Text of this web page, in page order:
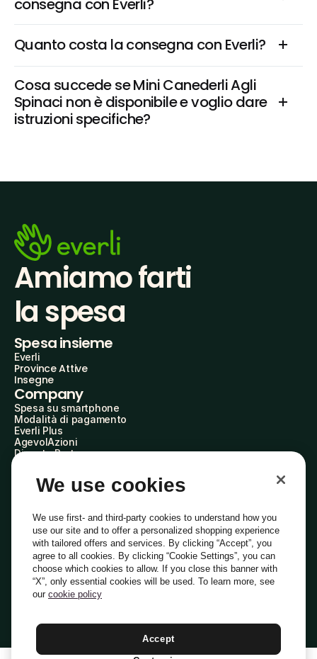
consegna con Everli?
Quanto costa la consegna con Everli?
Cosa succede se Mini Canederli Agli
Spinaci non è disponibile e voglio dare
istruzioni specifiche?
Amiamo farti
la spesa
Spesa insieme
Everli
Province Attive
Insegne
Company
Spesa su smartphone
Modalità di pagamento
Everli Plus
AgevolAzioni
Diventa Partner
Everli Shoppers
About Us
Everli News
Domande frequenti
Lavora con noi
Diventa Shopper
Investitori
PrivacyCookiePreferenze Cookie
Termini e CondizioniCodice Etico
Indirizzo PEC: everli@pec.it - indirizzo DPO: dpo@everli.com
Italiano
We use cookies
We use first- and third-party cookies to understand how you
use our site and to offer a personalized shopping experience
with tailored offers and services. By clicking “Accept”, you
agree to all cookies. By clicking “Cookie Settings”, you can
choose which cookies to allow. If you close this banner with
“X”, only essential cookies will be used. To learn more, see
our cookie policy
Accept